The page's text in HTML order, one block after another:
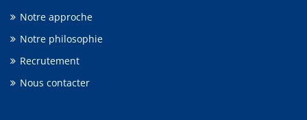
Notre approche
Notre philosophie
Recrutement
Nous contacter